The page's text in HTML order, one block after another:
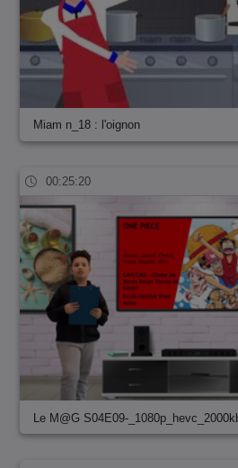
Miam n_18 : l'oignon
00:25:20
Le M@G S04E09-